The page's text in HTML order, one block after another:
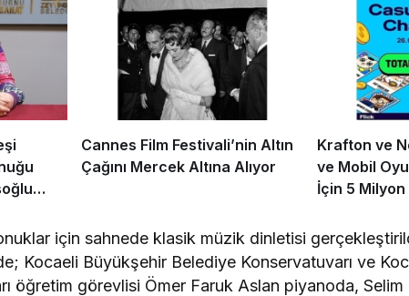
Cannes Film Festivali’nin Altın
Çağını Mercek Altına Alıyor
Krafton ve
ve Mobil
İçin 5 Milyon
için sahnede klasik müzik dinletisi
Kocaeli Büyükşehir Belediye Konservatuvarı ve
öğretim görevlisi Ömer Faruk Aslan piyanoda,